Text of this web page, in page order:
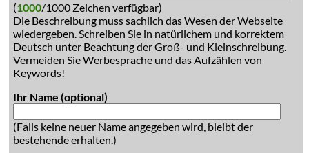
(1000/1000 Zeichen verfügbar)
Die Beschreibung muss sachlich das Wesen der Webseite
wiedergeben. Schreiben Sie in natürlichem und korrektem
Deutsch unter Beachtung der Groß- und Kleinschreibung.
Vermeiden Sie Werbesprache und das Aufzählen von
Keywords!
Ihr Name (optional)
(Falls keine neuer Name angegeben wird, bleibt der
bestehende erhalten.)